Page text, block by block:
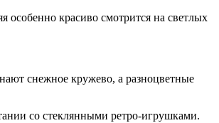
красиво смотрится на светлых
снежное кружево, а разноцветные
со стеклянными ретро-игрушками.